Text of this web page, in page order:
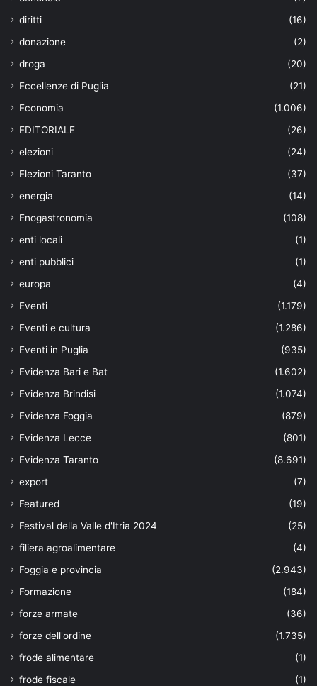
diritti
(16)
donazione
(2)
droga
(20)
Eccellenze di Puglia
(21)
Economia
(1.006)
EDITORIALE
(26)
elezioni
(24)
Elezioni Taranto
(37)
energia
(14)
Enogastronomia
(108)
enti locali
(1)
enti pubblici
(1)
europa
(4)
Eventi
(1.179)
Eventi e cultura
(1.286)
Eventi in Puglia
(935)
Evidenza Bari e Bat
(1.602)
Evidenza Brindisi
(1.074)
Evidenza Foggia
(879)
Evidenza Lecce
(801)
Evidenza Taranto
(8.691)
export
(7)
Featured
(19)
Festival della Valle d'Itria 2024
(25)
filiera agroalimentare
(4)
Foggia e provincia
(2.943)
Formazione
(184)
forze armate
(36)
forze dell'ordine
(1.735)
frode alimentare
(1)
frode fiscale
(1)